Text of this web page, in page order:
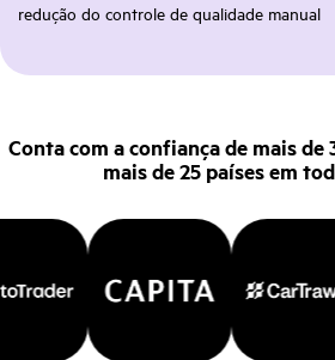
redução do controle de qualidade manual
Conta com a confiança de mais de
mais de 25 países em